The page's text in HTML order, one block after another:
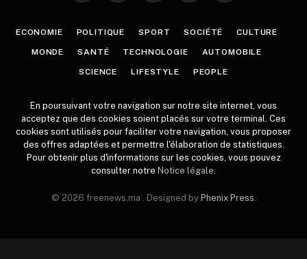
ECONOMIE POLITIQUE SPORT SOCIÉTÉ CULTURE
MONDE SANTÉ TECHNOLOGIE AUTOMOBILE
SCIENCE LIFESTYLE PEOPLE
En poursuivant votre navigation sur notre site internet, vous
acceptez que des cookies soient placés sur votre terminal. Ces
cookies sont utilisés pour faciliter votre navigation, vous proposer
des offres adaptées et permettre l'élaboration de statistiques.
Pour obtenir plus d'informations sur les cookies, vous pouvez
consulter notre Notice légale
© 2026 freenews.ma . Designed by Phenix Press